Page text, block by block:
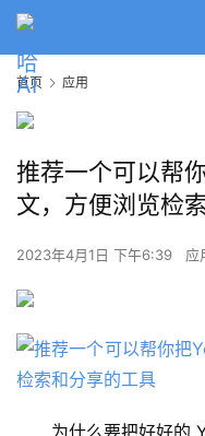
首页 应用
推荐一个可以帮
文，方便浏览检
2023年4月1日 下午6:39 应